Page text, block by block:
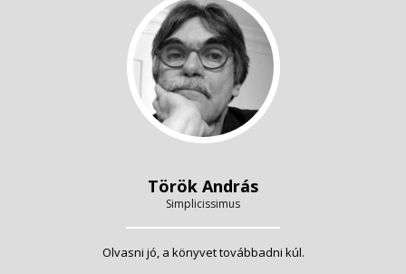
Török András
Simplicissimus
Olvasni jó, a könyvet továbbadni kúl.